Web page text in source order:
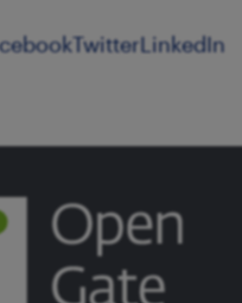
TwitterLinkedIn